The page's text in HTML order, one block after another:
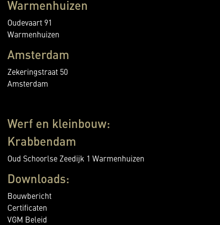
Warmenhuizen
Oudevaart 91
Warmenhuizen
Amsterdam
Zekeringstraat 50
Amsterdam
Werf en kleinbouw:
Krabbendam
Oud Schoorlse Zeedijk 1 Warmenhuizen
Downloads:
Bouwbericht
Certificaten
VGM Beleid